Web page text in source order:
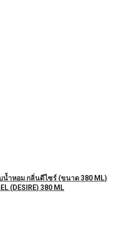
บน้ำหอม กลิ่นดีไซร์ (ขนาด 380 ML)
(DESIRE) 380 ML